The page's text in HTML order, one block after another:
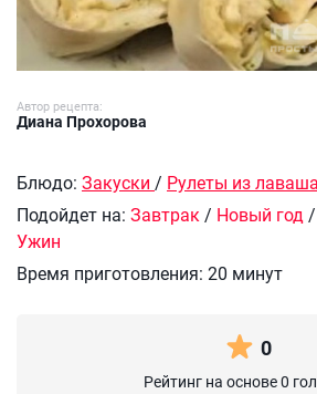
Автор рецепта:
Диана Прохорова
Блюдо: Закуски / Рулеты из
Подойдет на: Завтрак/ Новый год/
Ужин
Время приготовления: 20 минут
0
Рейтинг на основе 0